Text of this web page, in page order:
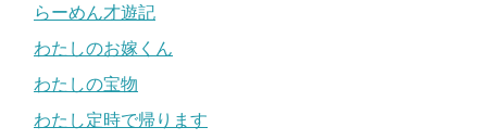
らーめん才遊記
わたしのお嫁くん
わたしの宝物
わたし定時で帰ります